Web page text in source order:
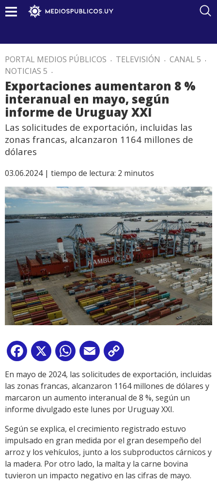
PORTAL MEDIOS PÚBLICOS . TELEVISIÓN . CANAL 5 .
NOTICIAS 5 .
Exportaciones aumentaron 8 %
interanual en mayo, según
informe de Uruguay XXI
Las solicitudes de exportación, incluidas las
zonas francas, alcanzaron 1164 millones de
dólares
03.06.2024 | tiempo de lectura: 2 minutos
Facebook
X WhatsApp
Email
Link
En mayo de 2024, las solicitudes de exportación, incluidas
las zonas francas, alcanzaron 1164 millones de dólares y
marcaron un aumento interanual de 8 %, según un
informe divulgado este lunes por Uruguay XXI.
Según se explica, el crecimiento registrado estuvo
impulsado en gran medida por el gran desempeño del
arroz y los vehículos, junto a los subproductos cárnicos y
la madera. Por otro lado, la malta y la carne bovina
tuvieron un impacto negativo en las cifras de mayo.